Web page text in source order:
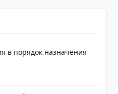
в порядок назначения